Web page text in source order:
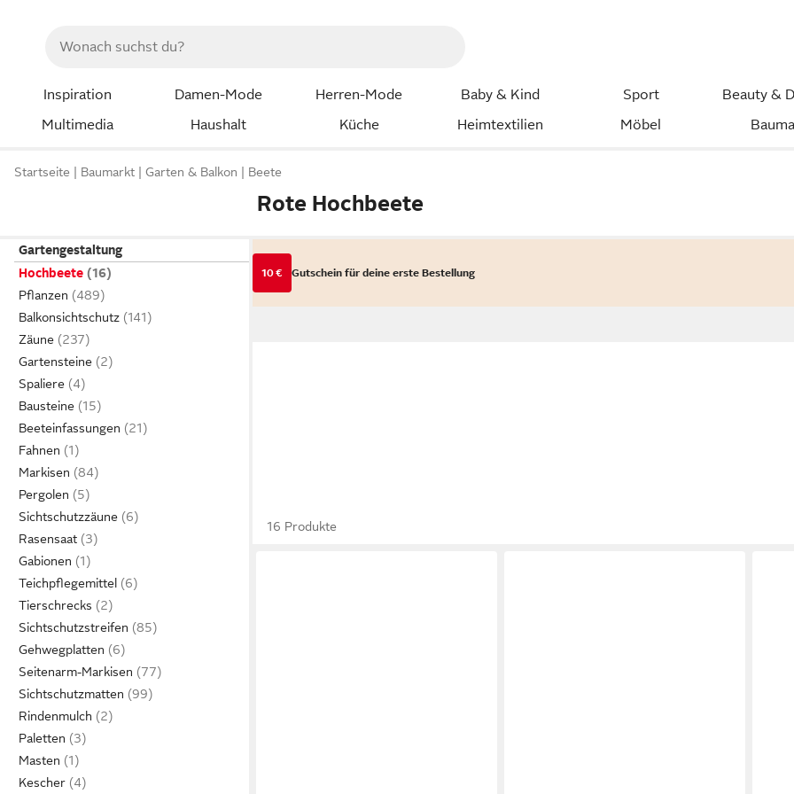
Inspiration Damen-Mode Herren-Mode Baby & Kind Sport Beauty &
Multimedia
Haushalt Küche Heimtextilien Möbel
Startseite Baumarkt Garten & Balkon Beete
Rote Hochbeete
Gartengestaltung
Hochbeete
Pflanzen
Balkonsichtschutz
Zäune
Gartensteine
Spaliere
Bausteine
Beeteinfassungen
Fahnen
Markisen
Pergolen
Sichtschutzzäune
Rasensaat
Gabionen
Teichpflegemittel
Tierschrecks
Sichtschutzstreifen
Gehwegplatten
Seitenarm-Markisen
Sichtschutzmatten
Rindenmulch
Paletten
Masten
Kescher
10 € Gutschein für deine erste Bestellung
16 Produkte